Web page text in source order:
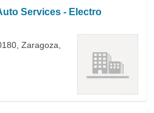
Services - Electro
Zaragoza,